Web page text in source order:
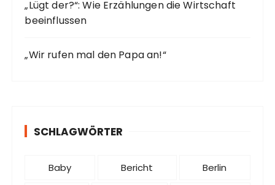
„Lügt der?“: Wie Erzählungen die Wirtschaft
beeinflussen
„Wir rufen mal den Papa an!“
SCHLAGWÖRTER
Baby Bericht Berlin